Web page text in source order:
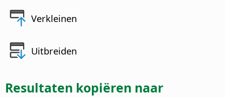
Verkleinen
Uitbreiden
Resultaten kopiëren naar